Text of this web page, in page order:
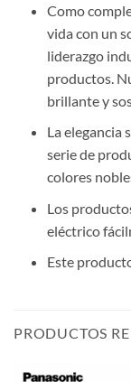
Como
vida con un
liderazgo
productos.
brillante y
La elegancia
serie de
colores
Los
eléctrico
Este
PRODUCTOS